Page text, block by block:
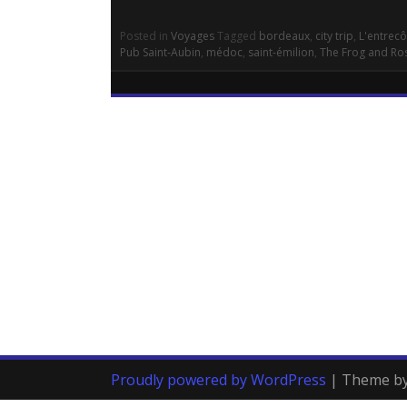
Posted in VoyagesTagged bordeaux, city trip,
Pub Saint-Aubin, médoc, saint-émilion, The Frog and
Proudly powered by WordPress | Theme